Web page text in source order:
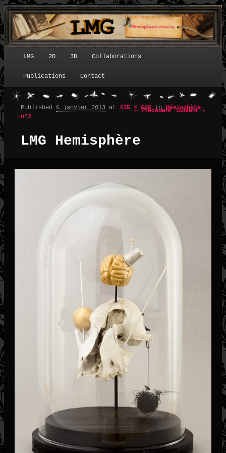
Menu principal
LMG 2D 3D Collaborations
Publications Contact
← Précédent Suivant →
LMG Hemisphère
Published 6 janvier 2013at 425 × 665inHémisphère
n°2